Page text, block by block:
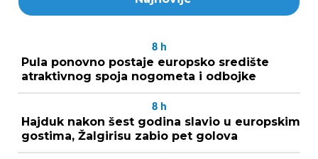
8 h
Pula ponovno postaje europsko središte
atraktivnog spoja nogometa i odbojke
8 h
Hajduk nakon šest godina slavio u europskim
gostima, Žalgirisu zabio pet golova